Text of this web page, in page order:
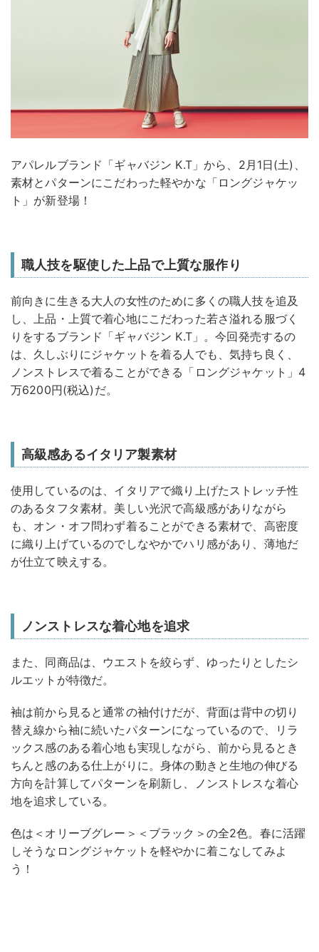
アパレルブランド「ギャバジン K.T」から、2月1日(土)、
素材とパターンにこだわった軽やかな「ロングジャケッ
ト」が新登場！
職人技を駆使した上品で上質な服作り
前向きに生きる大人の女性のために多くの職人技を追及
し、上品・上質で着心地にこだわった若さ溢れる服づく
りをするブランド「ギャバジン K.T」。今回発売するの
は、久しぶりにジャケットを着る人でも、気持ち良く、
ノンストレスで着ることができる「ロングジャケット」4
万6200円(税込)だ。
高級感あるイタリア製素材
使用しているのは、イタリアで織り上げたストレッチ性
のあるタフタ素材。美しい光沢で高級感がありながら
も、オン・オフ問わず着ることができる素材で、高密度
に織り上げているのでしなやかでハリ感があり、薄地だ
が仕立て映えする。
ノンストレスな着心地を追求
また、同商品は、ウエストを絞らず、ゆったりとしたシ
ルエットが特徴だ。
袖は前から見ると通常の袖付けだが、背面は背中の切り
替え線から袖に続いたパターンになっているので、リラ
ックス感のある着心地も実現しながら、前から見るとき
ちんと感のある仕上がりに。身体の動きと生地の伸びる
方向を計算してパターンを刷新し、ノンストレスな着心
地を追求している。
色は＜オリーブグレー＞＜ブラック＞の全2色。春に活躍
しそうなロングジャケットを軽やかに着こなしてみよ
う！